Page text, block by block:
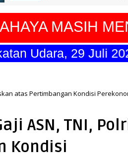
MASIH
Udara, 29 Juli 2026."
atas Pertimbangan Kondisi
ASN, TNI,
Kondisi